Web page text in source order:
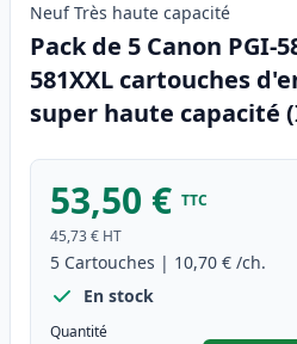
Neuf Très haute capacité
Pack de 5 Canon PGI-
581XXL cartouches
super haute capacité
53,50 € TTC
45,73 € HT
5 Cartouches | 10,70 € /ch.
En stock
Quantité